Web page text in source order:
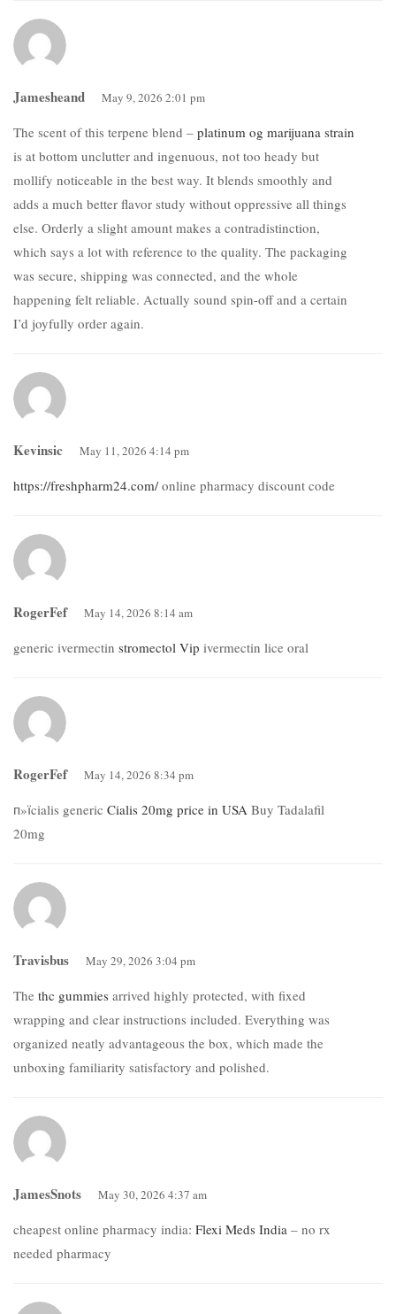
Jamesheand May 9, 2026 2:01 pm
The scent of this terpene blend – platinum og marijuana strain
is at bottom unclutter and ingenuous, not too heady but
mollify noticeable in the best way. It blends smoothly and
adds a much better flavor study without oppressive all things
else. Orderly a slight amount makes a contradistinction,
which says a lot with reference to the quality. The packaging
was secure, shipping was connected, and the whole
happening felt reliable. Actually sound spin-off and a certain
I’d joyfully order again.
Kevinsic May 11, 2026 4:14 pm
https://freshpharm24.com/online pharmacy discount code
RogerFef May 14, 2026 8:14 am
generic ivermectin stromectol Vip ivermectin lice oral
RogerFef May 14, 2026 8:34 pm
п»їcialis generic Cialis 20mg price in USA Buy Tadalafil
20mg
Travisbus May 29, 2026 3:04 pm
The thc gummies arrived highly protected, with fixed
wrapping and clear instructions included. Everything was
organized neatly advantageous the box, which made the
unboxing familiarity satisfactory and polished.
JamesSnots May 30, 2026 4:37 am
cheapest online pharmacy india: Flexi Meds India – no rx
needed pharmacy